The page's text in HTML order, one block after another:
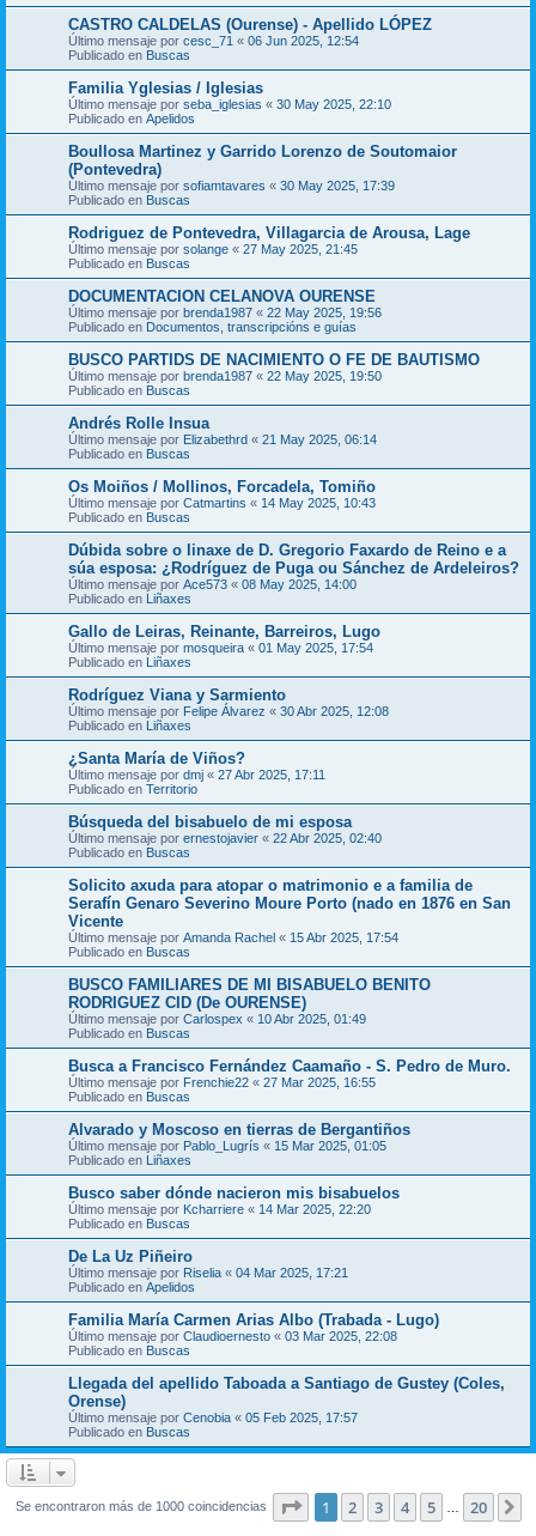
CASTRO CALDELAS (Ourense) - Apellido LÓPEZ
Último mensaje por cesc_71 « 06 Jun 2025, 12:54
Publicado en Buscas
Familia Yglesias / Iglesias
Último mensaje por seba_iglesias « 30 May 2025, 22:10
Publicado en Apelidos
Boullosa Martinez y Garrido Lorenzo de Soutomaior
(Pontevedra)
Último mensaje por sofiamtavares « 30 May 2025, 17:39
Publicado en Buscas
Rodriguez de Pontevedra, Villagarcia de Arousa, Lage
Último mensaje por solange « 27 May 2025, 21:45
Publicado en Buscas
DOCUMENTACION CELANOVA OURENSE
Último mensaje por brenda1987 « 22 May 2025, 19:56
Publicado en Documentos, transcripcións e guías
BUSCO PARTIDS DE NACIMIENTO O FE DE BAUTISMO
Último mensaje por brenda1987 « 22 May 2025, 19:50
Publicado en Buscas
Andrés Rolle Insua
Último mensaje por Elizabethrd « 21 May 2025, 06:14
Publicado en Buscas
Os Moiños / Mollinos, Forcadela, Tomiño
Último mensaje por Catmartins « 14 May 2025, 10:43
Publicado en Buscas
Dúbida sobre o linaxe de D. Gregorio Faxardo de Reino e a
súa esposa: ¿Rodríguez de Puga ou Sánchez de Ardeleiros?
Último mensaje por Ace573 « 08 May 2025, 14:00
Publicado en Liñaxes
Gallo de Leiras, Reinante, Barreiros, Lugo
Último mensaje por mosqueira « 01 May 2025, 17:54
Publicado en Liñaxes
Rodríguez Viana y Sarmiento
Último mensaje por Felipe Álvarez « 30 Abr 2025, 12:08
Publicado en Liñaxes
¿Santa María de Viños?
Último mensaje por dmj « 27 Abr 2025, 17:11
Publicado en Territorio
Búsqueda del bisabuelo de mi esposa
Último mensaje por ernestojavier « 22 Abr 2025, 02:40
Publicado en Buscas
Solicito axuda para atopar o matrimonio e a familia de
Serafín Genaro Severino Moure Porto (nado en 1876 en San
Vicente
Último mensaje por Amanda Rachel « 15 Abr 2025, 17:54
Publicado en Buscas
BUSCO FAMILIARES DE MI BISABUELO BENITO
RODRIGUEZ CID (De OURENSE)
Último mensaje por Carlospex « 10 Abr 2025, 01:49
Publicado en Buscas
Busca a Francisco Fernández Caamaño - S. Pedro de Muro.
Último mensaje por Frenchie22 « 27 Mar 2025, 16:55
Publicado en Buscas
Alvarado y Moscoso en tierras de Bergantiños
Último mensaje por Pablo_Lugrís « 15 Mar 2025, 01:05
Publicado en Liñaxes
Busco saber dónde nacieron mis bisabuelos
Último mensaje por Kcharriere « 14 Mar 2025, 22:20
Publicado en Buscas
De La Uz Piñeiro
Último mensaje por Riselia « 04 Mar 2025, 17:21
Publicado en Apelidos
Familia María Carmen Arias Albo (Trabada - Lugo)
Último mensaje por Claudioernesto « 03 Mar 2025, 22:08
Publicado en Buscas
Llegada del apellido Taboada a Santiago de Gustey (Coles,
Orense)
Último mensaje por Cenobia « 05 Feb 2025, 17:57
Publicado en Buscas
Se encontraron más de 1000 coincidencias Página de 20
1 2 3 4 5 20